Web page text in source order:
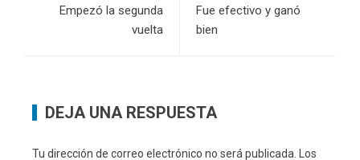
Empezó la segunda
vuelta
Fue efectivo y ganó
bien
DEJA UNA RESPUESTA
Tu dirección de correo electrónico no será publicada. Los